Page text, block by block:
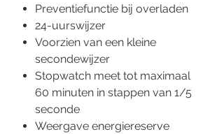
Preventiefunctie bij overladen
24-uurswijzer
Voorzien van een kleine
secondewijzer
Stopwatch meet tot maximaal
60 minuten in stappen van 1/5
seconde
Weergave energiereserve